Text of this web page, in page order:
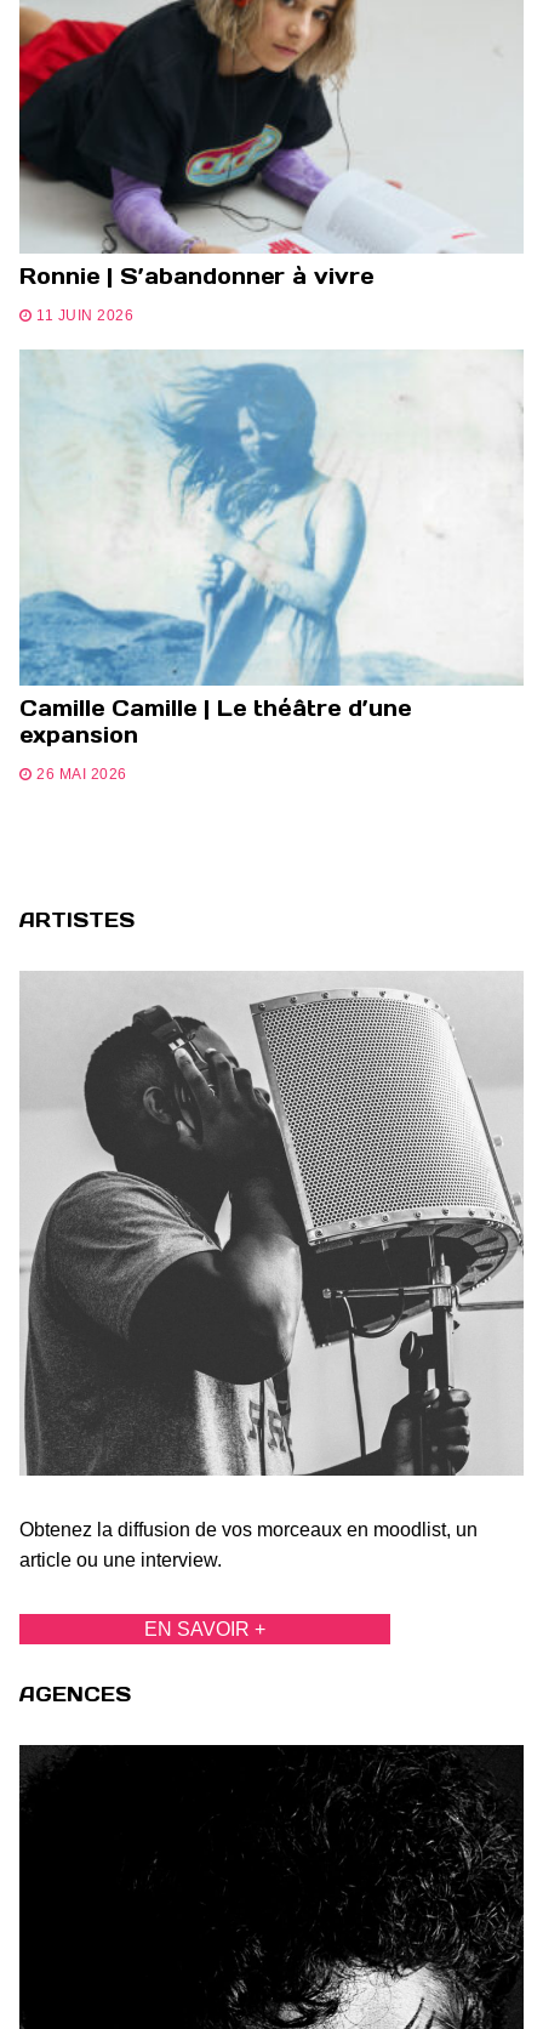
Ronnie | S’abandonner à vivre
11 JUIN 2026
Camille Camille | Le théâtre d’une
expansion
26 MAI 2026
ARTISTES
Obtenez la diffusion de vos morceaux en moodlist, un
article ou une interview.
EN SAVOIR +
AGENCES